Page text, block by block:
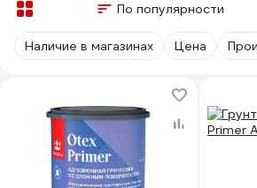
По популярности
Наличие в магазинах Цена